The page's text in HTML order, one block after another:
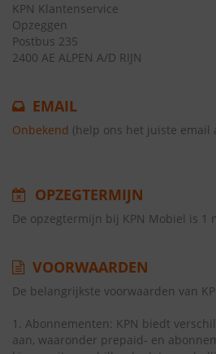
KPN Klantenservice
Opzeggen
Postbus 235
2400 AE ALPEN A/D RIJN
EMAIL
Onbekend (help ons het juiste email
OPZEGTERMIJN
De opzegtermijn bij KPN Mobiel is 1
VOORWAARDEN
De belangrijkste voorwaarden van
1. Abonnementen: KPN biedt
aan, waaronder prepaid- en